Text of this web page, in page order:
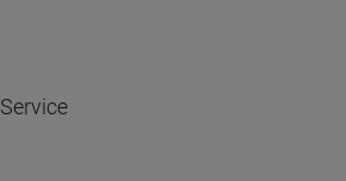
Service